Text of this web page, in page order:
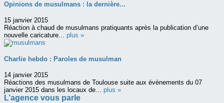
Opinions de musulmans : la dernière...
15 janvier 2015
Réaction à chaud de musulmans pratiquants après la publication d’une
nouvelle caricature... plus »
Charlie hebdo : Paroles de musulman
14 janvier 2015
Réactions des musulmans de Toulouse suite aux évènements du 07
janvier 2015 dans les locaux de... plus »
L’agence vous parle